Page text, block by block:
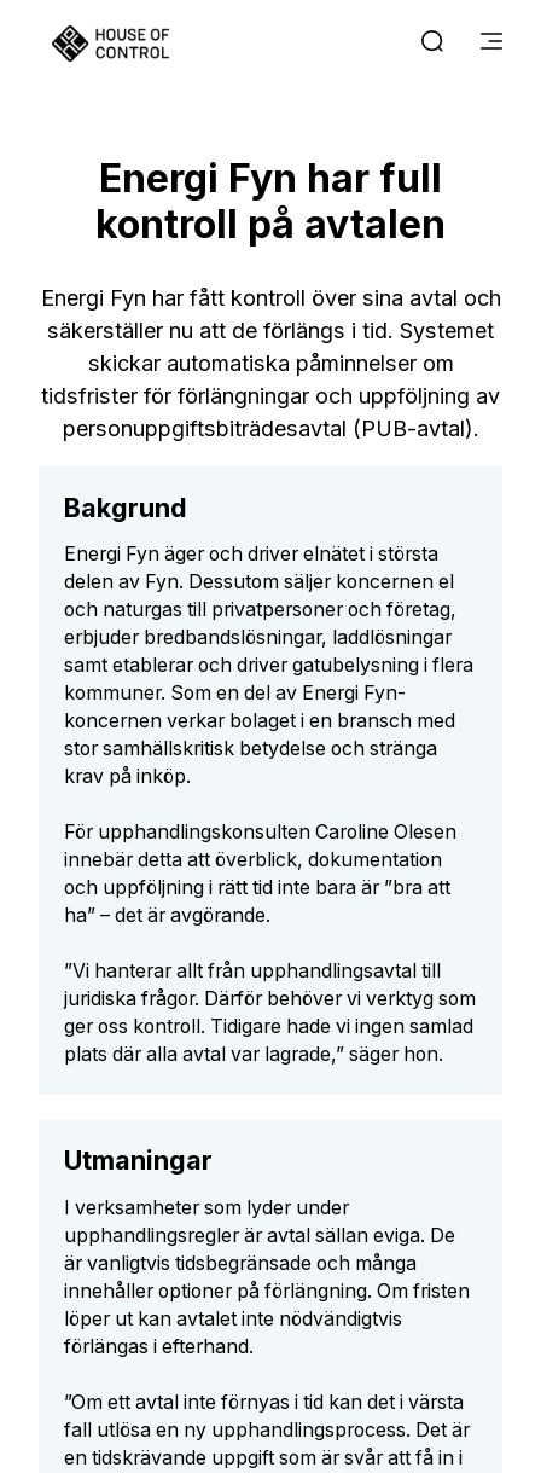
Energi Fyn har full
kontroll på avtalen
Energi Fyn har fått kontroll över sina avtal och
säkerställer nu att de förlängs i tid. Systemet
skickar automatiska påminnelser om
tidsfrister för förlängningar och uppföljning av
personuppgiftsbiträdesavtal (PUB-avtal).
Bakgrund
Energi Fyn äger och driver elnätet i största
delen av Fyn. Dessutom säljer koncernen el
och naturgas till privatpersoner och företag,
erbjuder bredbandslösningar, laddlösningar
samt etablerar och driver gatubelysning i flera
kommuner. Som en del av Energi Fyn-
koncernen verkar bolaget i en bransch med
stor samhällskritisk betydelse och stränga
krav på inköp.
För upphandlingskonsulten Caroline Olesen
innebär detta att överblick, dokumentation
och uppföljning i rätt tid inte bara är ”bra att
ha” – det är avgörande.
”Vi hanterar allt från upphandlingsavtal till
juridiska frågor. Därför behöver vi verktyg som
ger oss kontroll. Tidigare hade vi ingen samlad
plats där alla avtal var lagrade,” säger hon.
Utmaningar
I verksamheter som lyder under
upphandlingsregler är avtal sällan eviga. De
är vanligtvis tidsbegränsade och många
innehåller optioner på förlängning. Om fristen
löper ut kan avtalet inte nödvändigtvis
förlängas i efterhand.
”Om ett avtal inte förnyas i tid kan det i värsta
fall utlösa en ny upphandlingsprocess. Det är
en tidskrävande uppgift som är svår att få in i